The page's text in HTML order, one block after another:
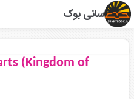
سانی بوک
(Kingdom of